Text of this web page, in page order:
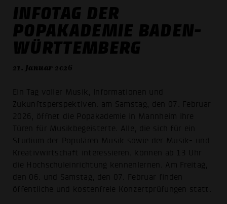
INFOTAG DER
POPAKADEMIE BADEN-
WÜRTTEMBERG
21. Januar 2026
Ein Tag voller Musik, Informationen und
Zukunftsperspektiven: am Samstag, den 07. Februar
2026, öffnet die Popakademie in Mannheim ihre
Türen für Musikbegeisterte. Alle, die sich für ein
Studium der Populären Musik sowie der Musik- und
Kreativwirtschaft interessieren, können ab 13 Uhr
die Hochschuleinrichtung kennenlernen. Am Freitag,
den 06. und Samstag, den 07. Februar finden
öffentliche und kostenfreie Konzertprüfungen statt.